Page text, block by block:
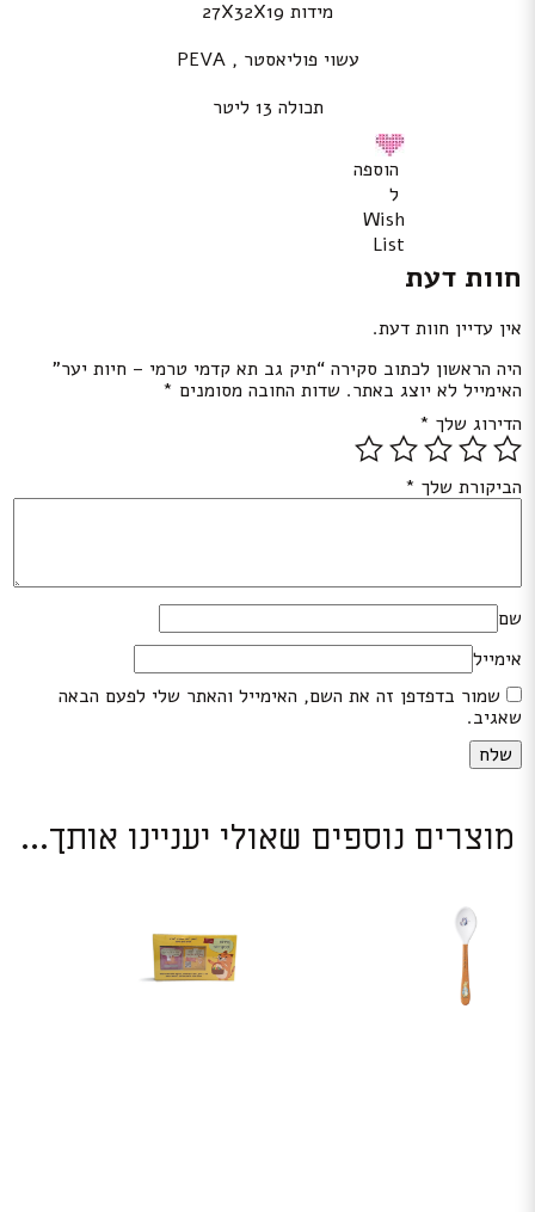
מידות 27X32X19
עשוי פוליאסטר , PEVA
תכולה 13 ליטר
הוספה
ל
Wish
List
חוות דעת
אין עדיין חוות דעת.
היה הראשון לכתוב סקירה “תיק גב תא קדמי טרמי – חיות יער”
האימייל לא יוצג באתר. שדות החובה מסומנים *
הדירוג שלך *
הביקורת שלך *
שם
אימייל
שמור בדפדפן זה את השם, האימייל והאתר שלי לפעם הבאה
שאגיב.
מוצרים נוספים שאולי יעניינו אותך...